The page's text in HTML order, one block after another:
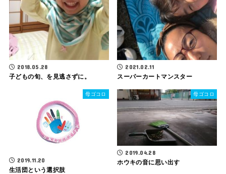
2018.05.28
子どもの旬、を見逃さずに。
2021.02.11
スーパーカートマンスター
母ゴコロ
2019.11.20
生活団という選択肢
母ゴコロ
2019.04.28
ホウキの音に思い出す